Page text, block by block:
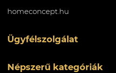
homeconcept.hu
Ügyfélszolgálat
Népszerű kategóriák